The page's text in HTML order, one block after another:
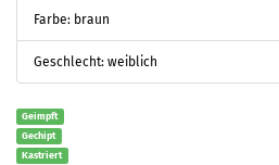
Farbe: braun
Geschlecht: weiblich
Geimpft
Gechipt
Kastriert